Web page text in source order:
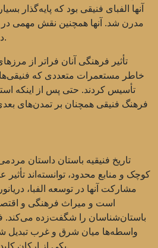
آنها الفبای فنیقی بود که پایه‌گذار
مدرن شد. آنها همچنین نقش مهمی در
در دریای مدیترانه ایفا کردند.
تأثیر فرهنگی آنان فراتر از
خاطر مستعمرات متعددی که فنیقی‌ها
تأسیس کردند. حتی پس از اینکه
فرهنگ فنیقی همچنان بر تمدن‌های
تاریخ فنیقیه باستان داستان
کوچک و منابع محدود، توانسته‌اند تأثیر
مشارکت آنها در توسعه الفبا،
است و میراث فرهنگی و
باستان‌شناسان را شگفت‌زده می‌کند.
واسطه‌ها میان شرق و غرب تبدیل
یکی از ارکان کلیدی تاریخ جهانی باستانی شد.